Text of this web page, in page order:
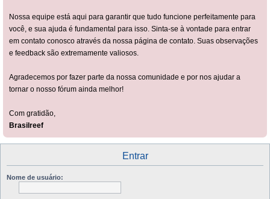
Nossa equipe está aqui para garantir que tudo funcione perfeitamente para
você, e sua ajuda é fundamental para isso. Sinta-se à vontade para entrar
em contato conosco através da nossa página de contato. Suas observações
e feedback são extremamente valiosos.
Agradecemos por fazer parte da nossa comunidade e por nos ajudar a
tornar o nosso fórum ainda melhor!
Com gratidão,
Brasilreef
Entrar
Nome de usuário: